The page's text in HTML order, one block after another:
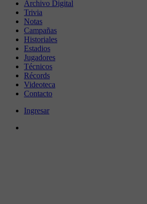
Archivo Digital
Trivia
Notas
Campañas
Historiales
Estadios
Jugadores
Técnicos
Récords
Videoteca
Contacto
Ingresar